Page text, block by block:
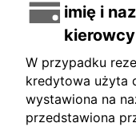
imię i
kierowcy
W przypadku
kredytowa użyta
wystawiona na
przedstawiona